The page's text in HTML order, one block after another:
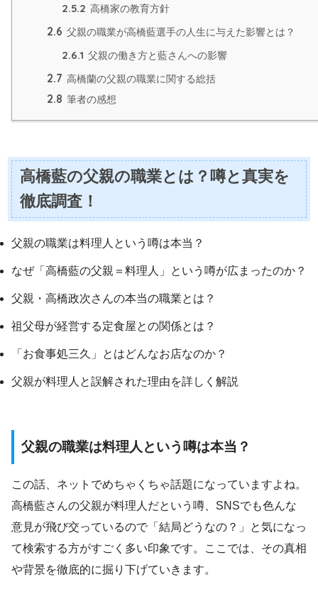
2.5.2 高橋家の教育方針
2.6 父親の職業が高橋藍選手の人生に与えた影響とは？
2.6.1 父親の働き方と藍さんへの影響
2.7 高橋蘭の父親の職業に関する総括
2.8 筆者の感想
高橋藍の父親の職業とは？噂と真実を
徹底調査！
父親の職業は料理人という噂は本当？
なぜ「高橋藍の父親＝料理人」という噂が広まったのか？
父親・高橋政次さんの本当の職業とは？
祖父母が経営する定食屋との関係とは？
「お食事処三久」とはどんなお店なのか？
父親が料理人と誤解された理由を詳しく解説
父親の職業は料理人という噂は本当？
この話、ネットでめちゃくちゃ話題になっていますよね。
高橋藍さんの父親が料理人だという噂、SNSでも色んな
意見が飛び交っているので「結局どうなの？」と気になっ
て検索する方がすごく多い印象です。ここでは、その真相
や背景を徹底的に掘り下げていきます。